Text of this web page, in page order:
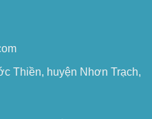
Thiền, huyện Nhơn Trạch,